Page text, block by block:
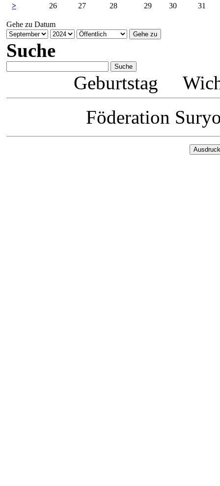
>
26 27 28 29 30 31
Gehe zu Datum
Suche
Geburtstag
Föderation